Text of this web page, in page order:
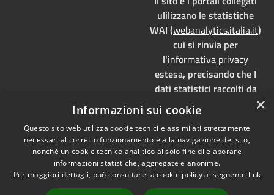
ulilizzano le statistiche
WAI (webanalytics.italia.it)
cui si rinvia per
l'informativa privacy
estesa, precisando che I
dati statistici raccolti da
WAI vengono memorizzati
su server dedicati,
localizzati in Italia e ad uso
esclusivo della pubblica
amministrazione. WAI è
pienamente aderente alla
normativa GDPR e, grazie
×
Informazioni sui cookie
Questo sito web utilizza cookie tecnici e assimilati strettamente
necessari al corretto funzionamento e alla navigazione del sito,
nonché un cookie tecnico analitico al solo fine di elaborare
informazioni statistiche, aggregate e anonime.
Per maggiori dettagli, può consultare la cookie policy al seguente link